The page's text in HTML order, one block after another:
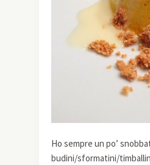
Ho sempre un po’
budini/sformatini/